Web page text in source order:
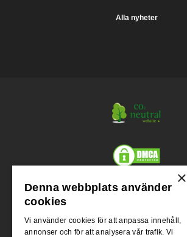
Alla nyheter
Org.nr.
×
Denna webbplats använder
cookies
Vi använder cookies för att anpassa innehåll,
annonser och för att analysera vår trafik. Vi